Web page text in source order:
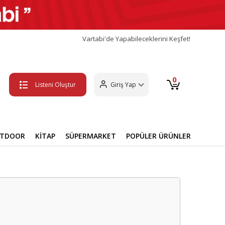
Vartabi'de Yapabileceklerini Keşfet!
Listeni Oluştur Giriş Yap 0
KİTAP SÜPERMARKET POPÜLER ÜRÜNLER